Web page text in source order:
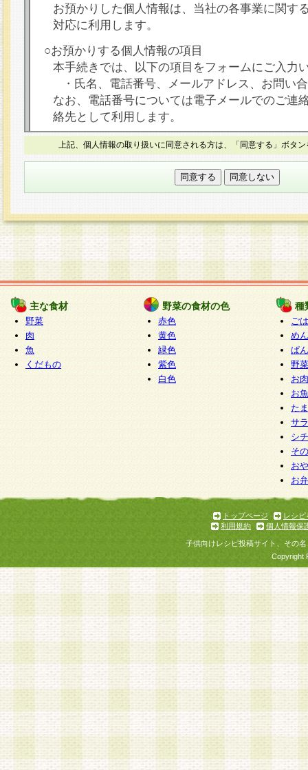
お預かりした個人情報は、当社の各事業に関す
対応に利用します。
○お預かりする個人情報の項目
本手続きでは、以下の項目をフォームにご入力
・氏名、電話番号、メールアドレス、お問い
なお、電話番号については電子メールでのご連
絡先として利用します。
○本人が容易に認識できない方法による個人情報
本フォームでは、セッション管理のためCookie
○個人情報の第三者提供について
力いただく個人情報は第三者に提供しません。
○個人情報の委託について
個人情報の取り扱いを外部に委託する場合は、
情報管理基準を満たす企業を選定して委託を行
が行われるよう監督します。
○開示対象個人情報の開示等および問い合わせ窓口
本人からの求めにより、当社が本件により取得
報の利用目的の通知・開示・内容の訂正・追加
停止・消去及び第三者への提供の禁止（以下、
といいます。）に応じます。
開示等に応じる窓口は以下になります。
ぱくすく食堂個人情報お客様相談窓口 paku-
m
個人情報を与えることは任意ですが、個人情報
意をいただけない場合には、当社のサービスの
お問い合わせ・ご相談への対応ができない場合
上記、個人情報の取り扱いに同意される方は、「同意する」ボタ
主な食材
野菜
肉
魚
くだもの
野菜の食材の色
赤色
黄色
緑色
紫色
白色
種
ご
めん
ぱん
野
お
お
た
サ
シ
そ
お
お
トップページ
レシピ
利用規約
個人情報保
子供向けレシピ投稿サイト、その
Copyright